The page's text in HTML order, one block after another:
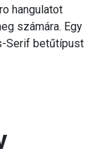
hangulatot
számára. Egy
Serif betűtípust